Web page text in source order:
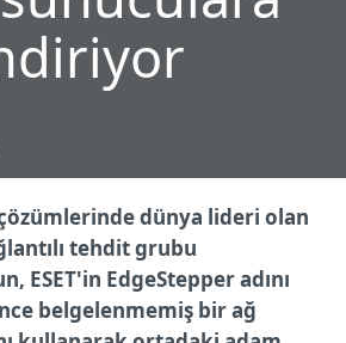
dünya lideri olan
tehdit grubu
ESET'in EdgeStepper adını
belgelenmemiş bir ağ